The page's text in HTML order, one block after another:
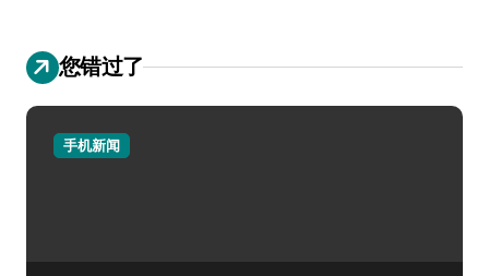
您错过了
手机新闻